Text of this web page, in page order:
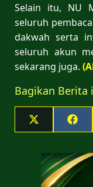
Selain itu, NU
seluruh
dakwah serta
seluruh akun
sekarang juga.
Bagikan Berita